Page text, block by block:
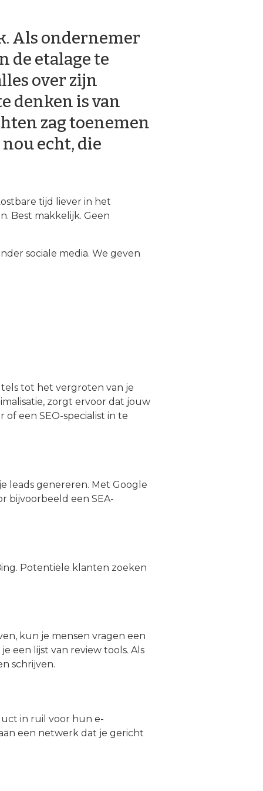
Als ondernemer
de etalage te
over zijn
denken is van
zag toenemen
echt, die
tijd liever in het
Best makkelijk. Geen
sociale media. We geven
tot het vergroten van je
zorgt ervoor dat jouw
een SEO-specialist in te
leads genereren. Met Google
bijvoorbeeld een SEA-
Potentiële klanten zoeken
kun je mensen vragen een
een lijst van review tools. Als
schrijven.
in ruil voor hun e-
een netwerk dat je gericht